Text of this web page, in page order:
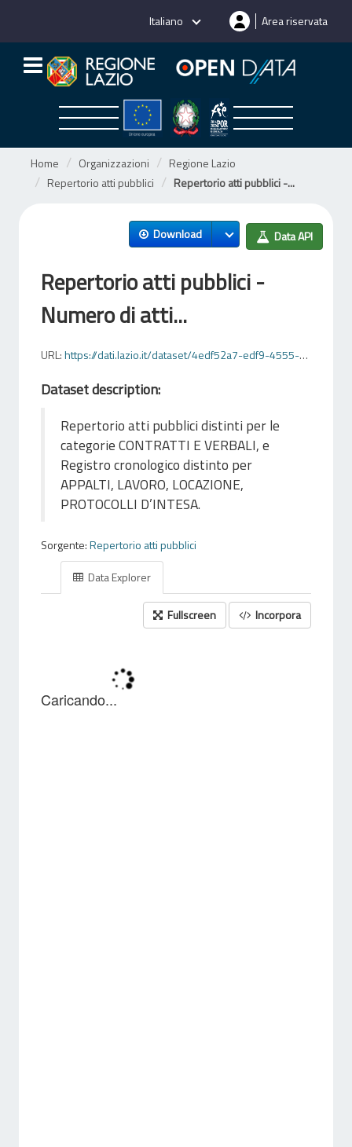
Italiano Area riservata
Home Organizzazioni
Regione Lazio
Repertorio atti pubblici
Repertorio atti pubblici -...
Download Data API
Repertorio atti pubblici -
Numero di atti...
URL:https://dati.lazio.it/dataset/4edf52a7-edf9-4555-9473-d5ba3564c740/resource/cb965078-5a2f-4a7c-9eb8-99664628d315/download/prospettorepertorio.csv
Dataset description:
Repertorio atti pubblici distinti per le
categorie CONTRATTI E VERBALI, e
Registro cronologico distinto per
APPALTI, LAVORO, LOCAZIONE,
PROTOCOLLI D’INTESA.
Sorgente:Repertorio atti pubblici
Data Explorer
Fullscreen Incorpora